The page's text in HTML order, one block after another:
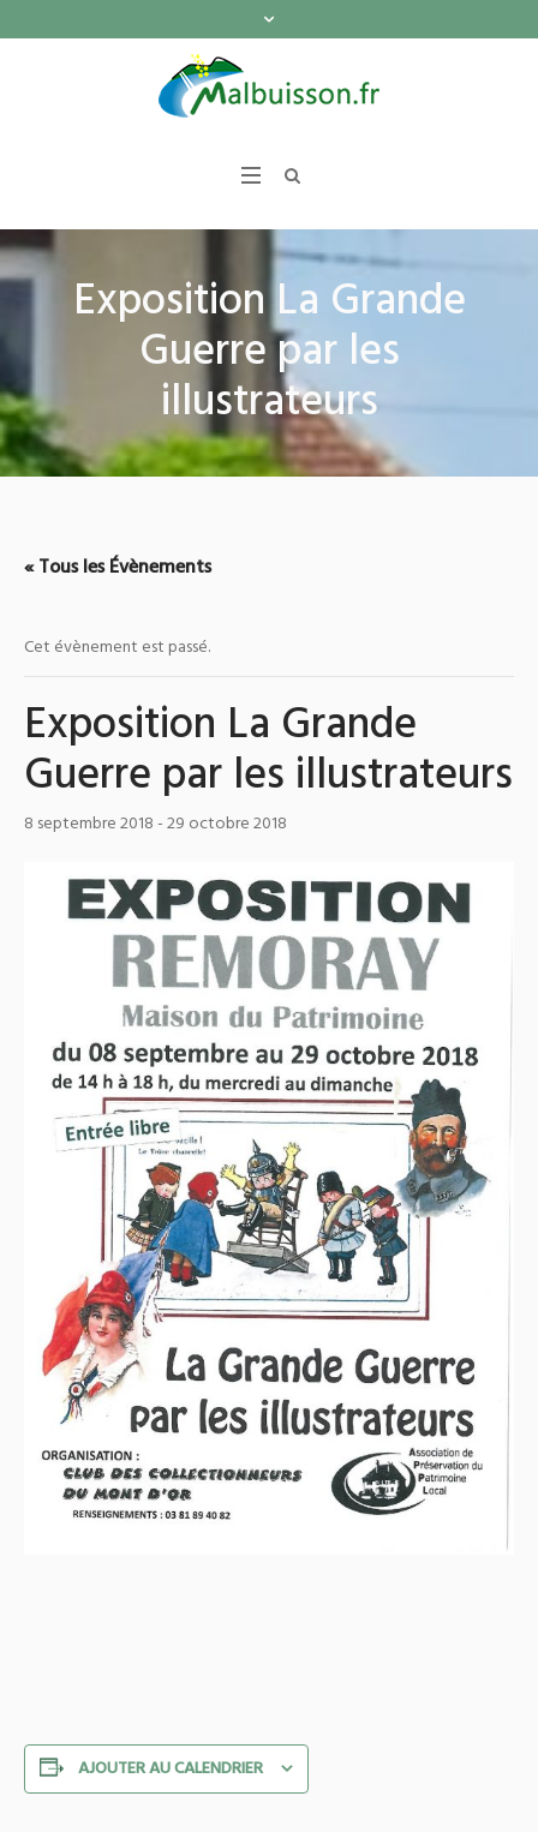
Exposition La Grande
Guerre par les
illustrateurs
« Tous les Évènements
Cet évènement est passé.
Exposition La Grande
Guerre par les illustrateurs
8 septembre 2018-29 octobre 2018
AJOUTER AU CALENDRIER